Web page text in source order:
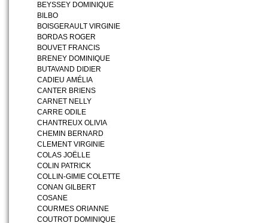
BEYSSEY DOMINIQUE
BILBO
BOISGERAULT VIRGINIE
BORDAS ROGER
BOUVET FRANCIS
BRENEY DOMINIQUE
BUTAVAND DIDIER
CADIEU AMÉLIA
CANTER BRIENS
CARNET NELLY
CARRE ODILE
CHANTREUX OLIVIA
CHEMIN BERNARD
CLEMENT VIRGINIE
COLAS JOËLLE
COLIN PATRICK
COLLIN-GIMIE COLETTE
CONAN GILBERT
COSANE
COURMES ORIANNE
COUTROT DOMINIQUE